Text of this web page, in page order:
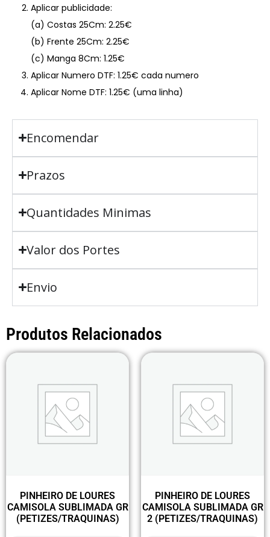
Aplicar publicidade:
(a) Costas 25Cm: 2.25€
(b) Frente 25Cm: 2.25€
(c) Manga 8Cm: 1.25€
Aplicar Numero DTF: 1.25€ cada numero
Aplicar Nome DTF: 1.25€ (uma linha)
Encomendar
Prazos
Quantidades Minimas
Valor dos Portes
Envio
Produtos Relacionados
PINHEIRO DE LOURES
CAMISOLA SUBLIMADA GR
(PETIZES/TRAQUINAS)
PINHEIRO DE LOURES
CAMISOLA SUBLIMADA GR
2 (PETIZES/TRAQUINAS)